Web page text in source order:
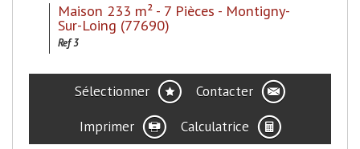
Maison 233 m² - 7 Pièces - Montigny-
Sur-Loing (77690)
Ref 3
Sélectionner
Contacter
Imprimer
Calculatrice